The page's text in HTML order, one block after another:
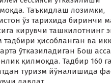
Таъкидлаш лозимки,
ўз тарихида биринчи
кирувчи ташкилотнинг
тадбири ҳисобланган ва
ўтказиладиган Бош
қилмоқда. Тадбир 160
туризм йўналишида